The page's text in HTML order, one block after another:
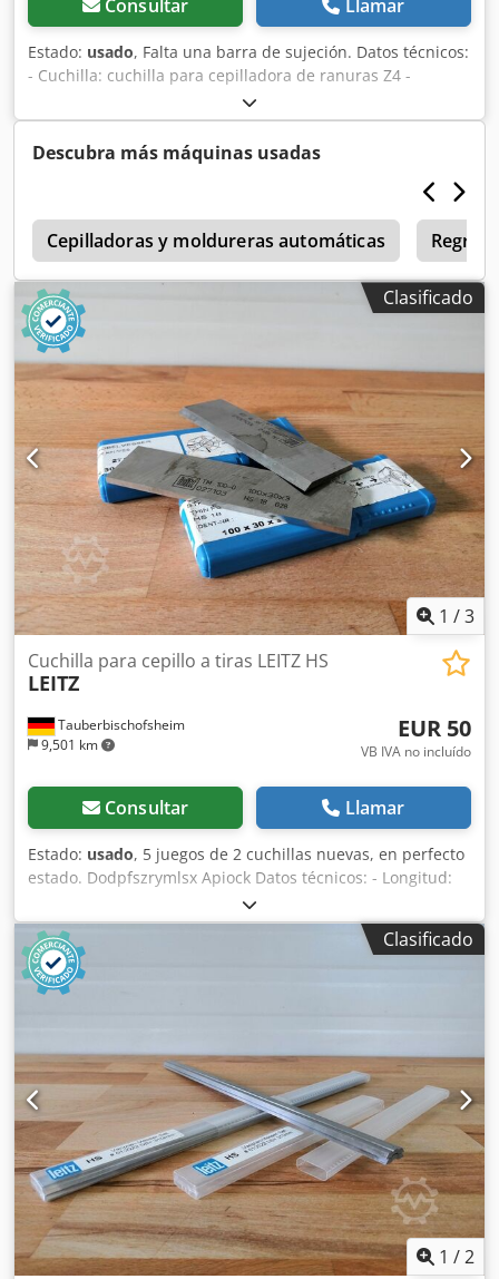
Consultar Llamar
Estado: usado, Falta una barra de sujeción. Datos técnicos:
- Cuchilla: cuchilla para cepilladora de ranuras Z4 -
Diámetro del círculo de corte (ø): 150 mm - Agujero: 50 mm
- Longitud: 100 mm Dodszrymropfx Apisck - Material: acero
Descubra más máquinas usadas
Cepilladoras y moldureras automáticas
Clasificado
1 /3
Tauberbischofsheim
9,501 km
Cuchilla para cepillo a tiras LEITZ HS
LEITZ
EUR 50
VB IVA no incluído
Consultar Llamar
Estado: usado, 5 juegos de 2 cuchillas nuevas, en perfecto
estado. Dodpfszrymlsx Apiock Datos técnicos: - Longitud:
100 mm - Anchura: 30 mm - Grosor: 3,5 mm
Clasificado
1 /2